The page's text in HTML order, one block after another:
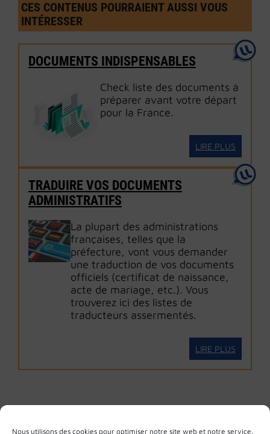
Nous utilisons des cookies pour optimiser notre site web et notre service.
CES CONTENUS POURRAIENT AUSSI VOUS
INTÉRESSER
DOCUMENTS INDISPENSABLES
Check liste des documents à
préparer avant votre départ
pour la France.
LIRE PLUS
TRADUIRE VOS DOCUMENTS
ADMINISTRATIFS
La plupart des administrations
françaises, telles que la
préfecture, vont vous demander
une traduction de vos documents
officiels (certificat de naissance,
acte de mariage, etc.). Vous
trouverez ici des listes de
traducteurs assermentés.
LIRE PLUS